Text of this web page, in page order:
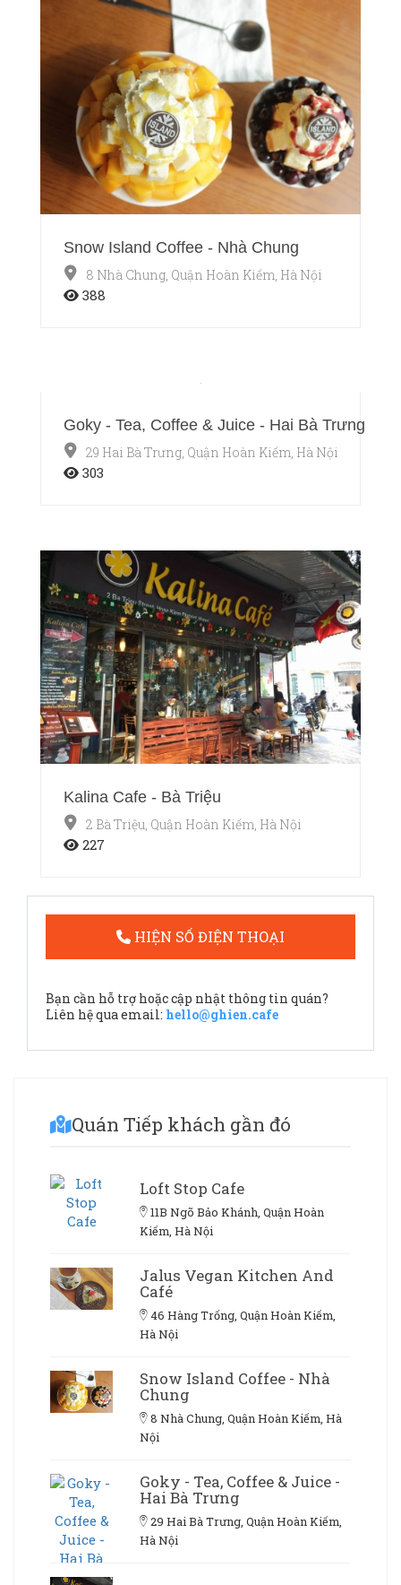
Snow Island Coffee - Nhà Chung
8 Nhà Chung, Quận Hoàn Kiếm, Hà Nội
388
Goky - Tea, Coffee & Juice - Hai Bà Trưng
29 Hai Bà Trưng, Quận Hoàn Kiếm, Hà Nội
303
Kalina Cafe - Bà Triệu
2 Bà Triệu, Quận Hoàn Kiếm, Hà Nội
227
HIỆN SỐ ĐIỆN THOẠI
Bạn cần hỗ trợ hoặc cập nhật thông tin quán?
Liên hệ qua email: hello@ghien.cafe
Quán Tiếp khách gần đó
Loft Stop Cafe
11B Ngõ Bảo Khánh, Quận Hoàn
Kiếm, Hà Nội
Jalus Vegan Kitchen And
Café
46 Hàng Trống, Quận Hoàn Kiếm,
Hà Nội
Snow Island Coffee - Nhà
Chung
8 Nhà Chung, Quận Hoàn Kiếm, Hà
Nội
Goky - Tea, Coffee & Juice -
Hai Bà Trưng
29 Hai Bà Trưng, Quận Hoàn Kiếm,
Hà Nội